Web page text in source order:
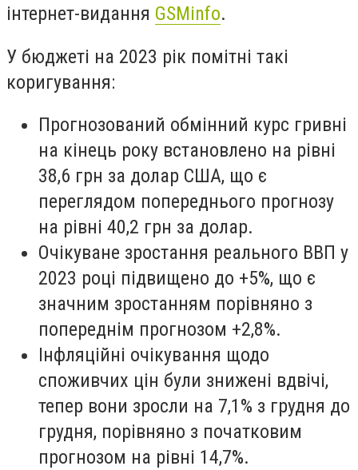
інтернет-видання GSMinfo.
У бюджеті на 2023 рік помітні такі
коригування:
Прогнозований обмінний курс гривні
на кінець року встановлено на рівні
38,6 грн за долар США, що є
переглядом попереднього прогнозу
на рівні 40,2 грн за долар.
Очікуване зростання реального ВВП у
2023 році підвищено до +5%, що є
значним зростанням порівняно з
попереднім прогнозом +2,8%.
Інфляційні очікування щодо
споживчих цін були знижені вдвічі,
тепер вони зросли на 7,1% з грудня до
грудня, порівняно з початковим
прогнозом на рівні 14,7%.